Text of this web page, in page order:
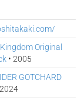
Original
• 2005
GOTCHARD
2024